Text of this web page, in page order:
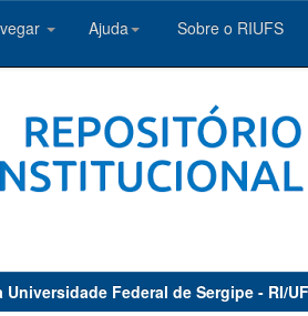
Ajuda Sobre o RIUFS
Federal de Sergipe - RI/